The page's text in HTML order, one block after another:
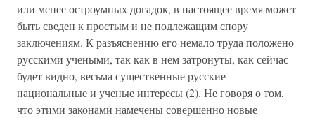
или менее остроумных догадок, в настоящее время может
быть сведен к простым и не подлежащим спору
заключениям. К разъяснению его немало труда положено
русскими учеными, так как в нем затронуты, как сейчас
будет видно, весьма существенные русские
национальные и ученые интересы (2). Не говоря о том,
что этими законами намечены совершенно новые